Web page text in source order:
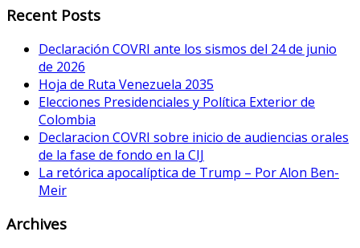
Recent Posts
Declaración COVRI ante los sismos del 24 de junio
de 2026
Hoja de Ruta Venezuela 2035
Elecciones Presidenciales y Política Exterior de
Colombia
Declaracion COVRI sobre inicio de audiencias orales
de la fase de fondo en la CIJ
La retórica apocalíptica de Trump – Por Alon Ben-
Meir
Archives